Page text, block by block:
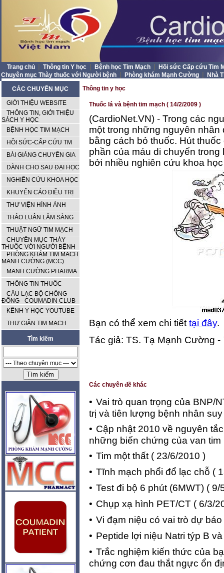
Trang chủ Thông tin Y học Bệnh học Tim Mạch
Hồi sức Cấp cứu Tim
Chuyên mục Thày thuốc với Người bệnh
Phòng khám Mạnh Cường
Nhà
CÁC CHUYÊN MỤC
GIỚI THIỆU WEBSITE
THÔNG TIN, GIỚI THIỆU
SÁCH Y HỌC
BỆNH HỌC TIM MẠCH
HỒI SỨC-CẤP CỨU TM
BÀI GIẢNG CHUYÊN GIA
DÀNH CHO SAU ĐẠI HỌC
NGHIÊN CỨU KHOA HỌC
KHUYẾN CÁO ĐIỀU TRỊ
THƯ VIỆN HÌNH ẢNH
THẢO LUẬN LÂM SÀNG
THUẬT NGỮ TIM MẠCH
CHUYÊN MỤC THÀY
THUỐC VỚI NGƯỜI BỆNH
PHÒNG KHÁM TIM MẠCH
MẠNH CƯỜNG (MCC)
MẠNH CƯỜNG PHARMA
THÔNG TIN THUỐC
CÂU LẠC BỘ CHỐNG
ĐÔNG - COUMADIN CLUB
KÊNH Y HỌC YOUTUBE
THƯ GIÃN TIM MẠCH
Tìm kiếm
Thông tin y học
Thuốc lá và bệnh tim mạch ( 14/2/2009 )
(CardioNet.VN) - Trong các
một trong những nguyên
bằng cách bỏ thuốc. Hút
phần của máu di chuyển
bởi nhiều nghiên cứu khoa
Bạn có thể xem chi tiết tại đây.
Tác giả: TS. Tạ Mạnh Cường -
Các chuyên đề khác
• Vai trò quan trọng của BNP/
trị và tiên lượng bệnh nhân suy
• Cập nhật 2010 về nguyên
những biến chứng của van
• Tim một thất ( 23/6/2010 )
• Tĩnh mạch phổi đổ lạc chỗ (
• Test đi bộ 6 phút (6MWT) ( 9/
• Chụp xạ hình PET/CT ( 6/3/
• Vi đạm niệu có vai trò dự
• Peptide lợi niệu Natri týp B
• Trắc nghiệm kiến thức của
chứng cơn đau thắt ngực ổn